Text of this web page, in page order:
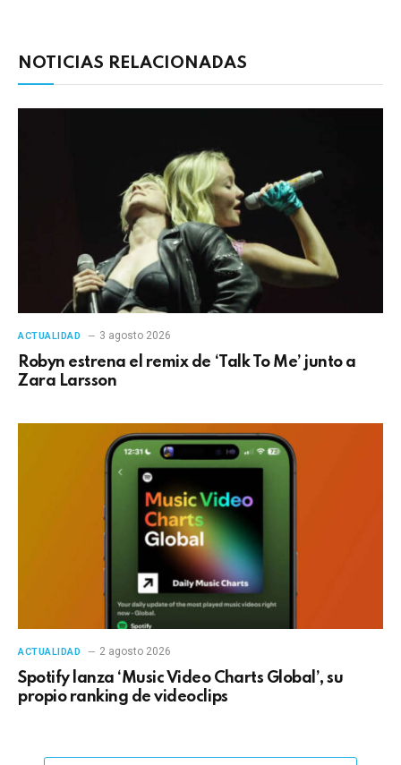
NOTICIAS RELACIONADAS
ACTUALIDAD 3 agosto 2026
Robyn estrena el remix de ‘Talk To Me’ junto a
Zara Larsson
ACTUALIDAD 2 agosto 2026
Spotify lanza ‘Music Video Charts Global’, su
propio ranking de videoclips